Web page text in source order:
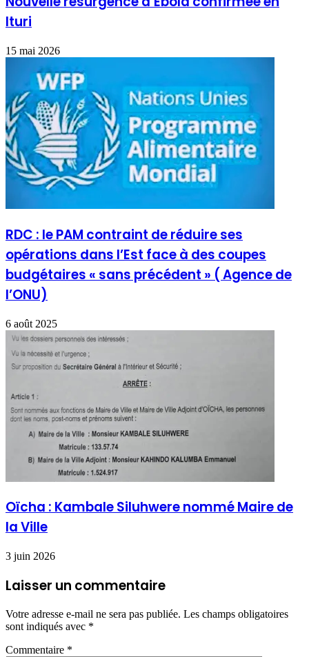
Ituri
15 mai 2026
RDC : le PAM contraint de réduire ses
opérations dans l’Est face à des coupes
budgétaires « sans précédent » ( Agence de
l’ONU)
6 août 2025
Oïcha : Kambale Siluhwere nommé Maire de
la Ville
3 juin 2026
Laisser un commentaire
Votre adresse e-mail ne sera pas publiée. Les champs obligatoires
sont indiqués avec *
Commentaire *